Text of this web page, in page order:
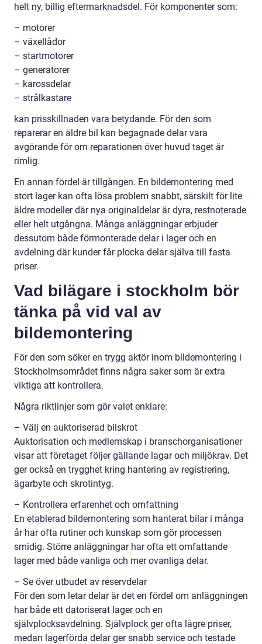
helt ny, billig eftermarknadsdel. För komponenter som:
– motorer
– växellådor
– startmotorer
– generatorer
– karossdelar
– strålkastare
kan prisskillnaden vara betydande. För den som
reparerar en äldre bil kan begagnade delar vara
avgörande för om reparationen över huvud taget är
rimlig.
En annan fördel är tillgången. En bildemontering med
stort lager kan ofta lösa problem snabbt, särskilt för lite
äldre modeller där nya originaldelar är dyra, restnoterade
eller helt utgångna. Många anläggningar erbjuder
dessutom både förmonterade delar i lager och en
avdelning där kunder får plocka delar själva till fasta
priser.
Vad bilägare i stockholm bör
tänka på vid val av
bildemontering
För den som söker en trygg aktör inom bildemontering i
Stockholmsområdet finns några saker som är extra
viktiga att kontrollera.
Några riktlinjer som gör valet enklare:
– Välj en auktoriserad bilskrot
Auktorisation och medlemskap i branschorganisationer
visar att företaget följer gällande lagar och miljökrav. Det
ger också en trygghet kring hantering av registrering,
ägarbyte och skrotintyg.
– Kontrollera erfarenhet och omfattning
En etablerad bildemontering som hanterat bilar i många
år har ofta rutiner och kunskap som gör processen
smidig. Större anläggningar har ofta ett omfattande
lager med både vanliga och mer ovanliga delar.
– Se över utbudet av reservdelar
För den som letar delar är det en fördel om anläggningen
har både ett datoriserat lager och en
självplocksavdelning. Självplock ger ofta lägre priser,
medan lagerförda delar ger snabb service och testade